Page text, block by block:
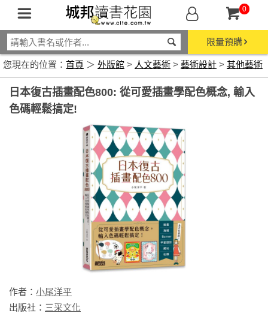
0
限量預購
您現在的位置： 首頁 ＞ 外版館 > 人文藝術 > 藝術設計 > 其他藝術
日本復古插畫配色800: 從可愛插畫學配色概念, 輸入
色碼輕鬆搞定!
作者： 小尾洋平
出版社： 三采文化